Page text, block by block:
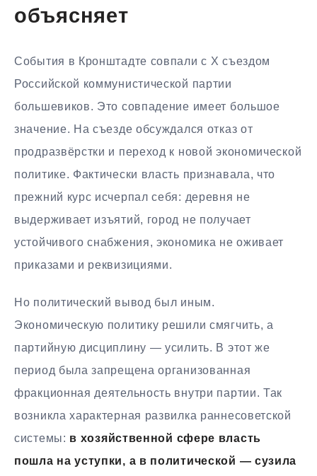
объясняет
События в Кронштадте совпали с X съездом
Российской коммунистической партии
большевиков. Это совпадение имеет большое
значение. На съезде обсуждался отказ от
продразвёрстки и переход к новой экономической
политике. Фактически власть признавала, что
прежний курс исчерпал себя: деревня не
выдерживает изъятий, город не получает
устойчивого снабжения, экономика не оживает
приказами и реквизициями.
Но политический вывод был иным.
Экономическую политику решили смягчить, а
партийную дисциплину — усилить. В этот же
период была запрещена организованная
фракционная деятельность внутри партии. Так
возникла характерная развилка раннесоветской
системы: в хозяйственной сфере власть
пошла на уступки, а в политической — сузила